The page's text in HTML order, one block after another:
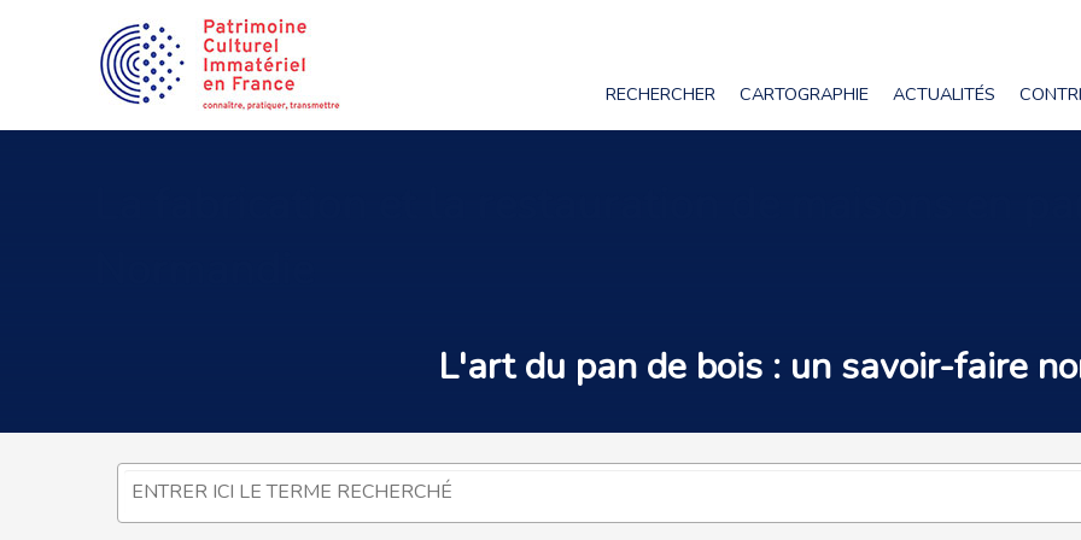
RECHERCHER CARTOGRAPHIE ACTUALITÉS
L'artdu pan de bois : un savoir-faire